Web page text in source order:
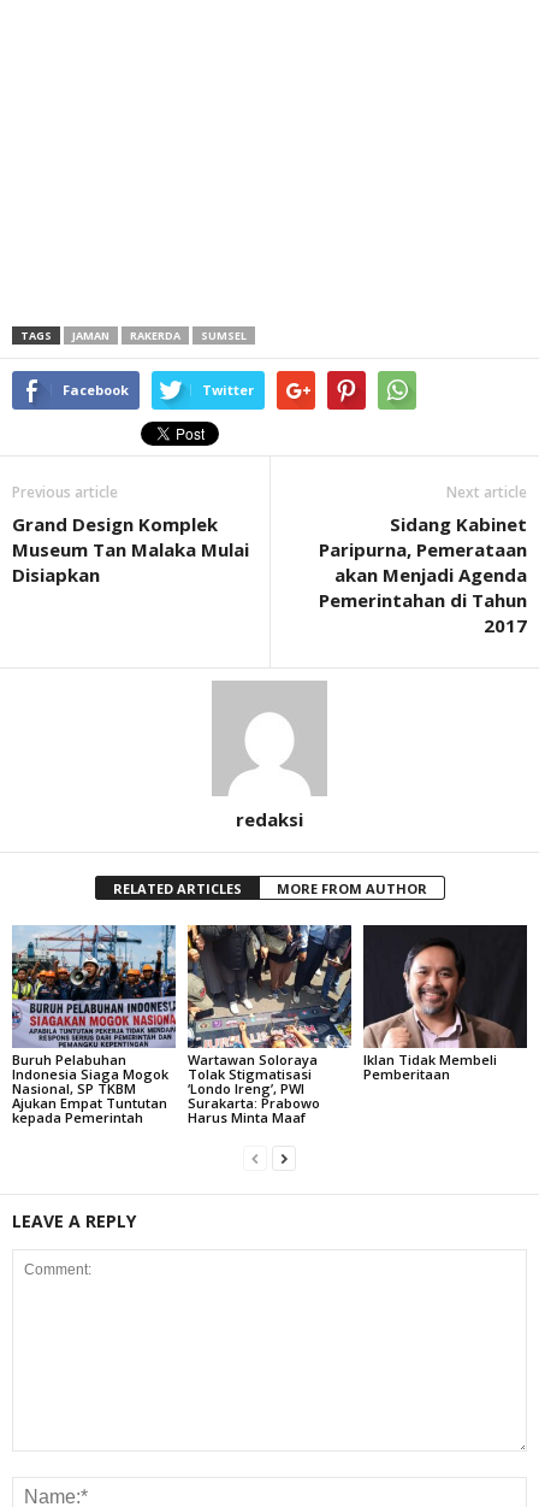
TAGS JAMAN RAKERDA SUMSEL
Facebook Twitter
Previous article
Grand Design Komplek
Museum Tan Malaka Mulai
Disiapkan
Next article
Sidang Kabinet
Paripurna, Pemerataan
akan Menjadi Agenda
Pemerintahan di Tahun
2017
redaksi
RELATED ARTICLES MORE FROM AUTHOR
Buruh Pelabuhan
Indonesia Siaga Mogok
Nasional, SP TKBM
Ajukan Empat Tuntutan
kepada Pemerintah
Wartawan Soloraya
Tolak Stigmatisasi
‘Londo Ireng’, PWI
Surakarta: Prabowo
Harus Minta Maaf
Iklan Tidak Membeli
Pemberitaan
LEAVE A REPLY